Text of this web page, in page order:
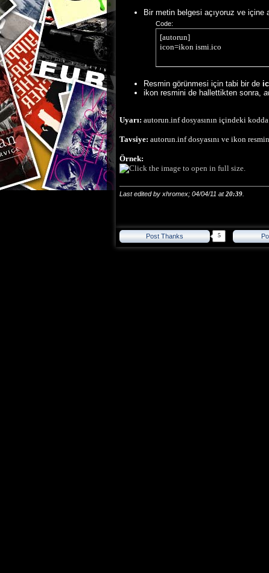
Bir metin belgesi açıyoruz ve içine
Code:
[autorun]
icon=ikon ismi.ico
Resmin görünmesi için tabi bir de
ikon resmini de hallettikten sonra,
Uyarı: autorun.inf dosyasının içindeki
Tavsiye: autorun.inf dosyasını ve ikon
Örnek:
Last edited by xhromex; 04/04/11 at20:39
Post Thanks 5